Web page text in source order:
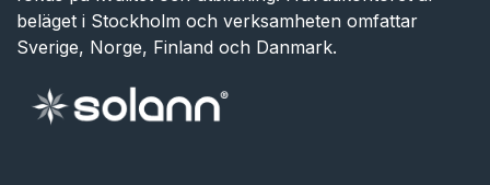
beläget i Stockholm och verksamheten omfattar
Sverige, Norge, Finland och Danmark.